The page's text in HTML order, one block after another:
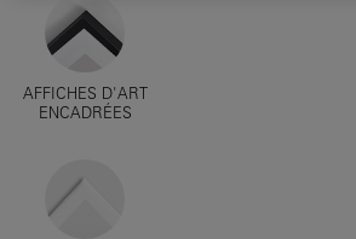
AFFICHES D'ART
ENCADRÉES